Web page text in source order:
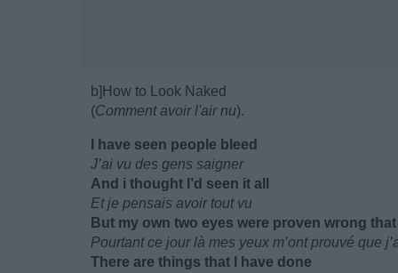
b]How to Look Naked
(Comment avoir l'air nu).
I have seen people bleed
J’ai vu des gens saigner
And i thought I’d seen it all
Et je pensais avoir tout vu
But my own two eyes were proven wrong
Pourtant ce jour là mes yeux m’ont prouvé que
There are things that I have done